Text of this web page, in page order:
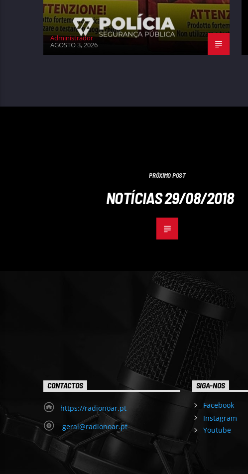
Administrador
AGOSTO 3, 2026
PRÓXIMO POST
NOTÍCIAS 29/08/2018
CONTACTOS
https://radionoar.pt
geral@radionoar.pt
SIGA-NOS
Facebook
Instagram
Youtube